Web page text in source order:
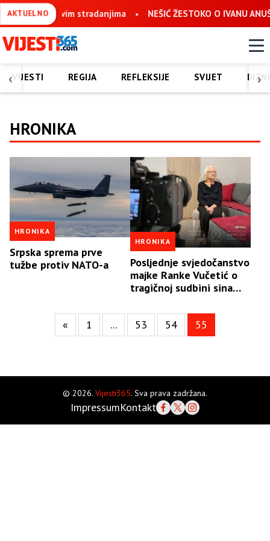
AKTUELNO
uprkos svim stradanjima NEŠIĆ ŽESTOKO O IVANU
‹ ›
VIJESTI REGIJA REFLEKSIJE SVIJET
HRONIKA
HRONIKA
Srpska sprema prve
tužbe protiv NATO-a
HRONIKA
Posljednje svjedočanstvo
majke Ranke Vučetić o
tragičnoj sudbini sina
«
1 ... 53 54 55
© 2026. Vijesti365. Sva prava zadržana.
ImpressumKontakt